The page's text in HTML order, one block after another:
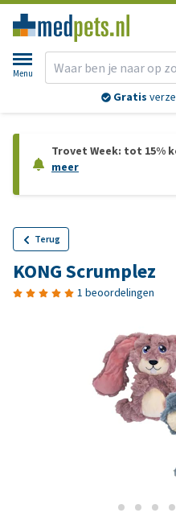
Menu
Gratis
Trovet Week: tot 15%
meer
Terug
KONG Scrumplez
1 beoordelingen